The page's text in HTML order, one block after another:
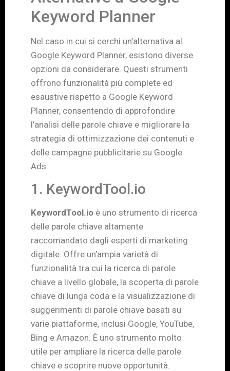
Keyword Planner
Nel caso in cui si cerchi un’alternativa al
Google Keyword Planner, esistono diverse
opzioni da considerare. Questi strumenti
offrono funzionalità più complete ed
esaustive rispetto a Google Keyword
Planner, consentendo di approfondire
l’analisi delle parole chiave e migliorare la
strategia di ottimizzazione dei contenuti e
delle campagne pubblicitarie su Google
Ads.
1. KeywordTool.io
KeywordTool.io è uno strumento di ricerca
delle parole chiave altamente
raccomandato dagli esperti di marketing
digitale. Offre un’ampia varietà di
funzionalità tra cui la ricerca di parole
chiave a livello globale, la scoperta di parole
chiave di lunga coda e la visualizzazione di
suggerimenti di parole chiave basati su
varie piattaforme, inclusi Google, YouTube,
Bing e Amazon. È uno strumento molto
utile per ampliare la ricerca delle parole
chiave e scoprire nuove opportunità.